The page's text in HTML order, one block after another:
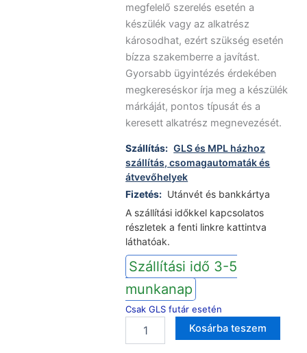
megfelelő szerelés esetén a
készülék vagy az alkatrész
károsodhat, ezért szükség esetén
bízza szakemberre a javítást.
Gyorsabb ügyintézés érdekében
megkereséskor írja meg a készülék
márkáját, pontos típusát és a
keresett alkatrész megnevezését.
Szállítás: GLS és MPL házhoz
szállítás, csomagautomaták és
átvevőhelyek
Fizetés: Utánvét és bankkártya
A szállítási időkkel kapcsolatos
részletek a fenti linkre kattintva
láthatóak.
Szállítási idő 3-5
munkanap
Csak GLS futár esetén
mosogatógép
Kosárba teszem